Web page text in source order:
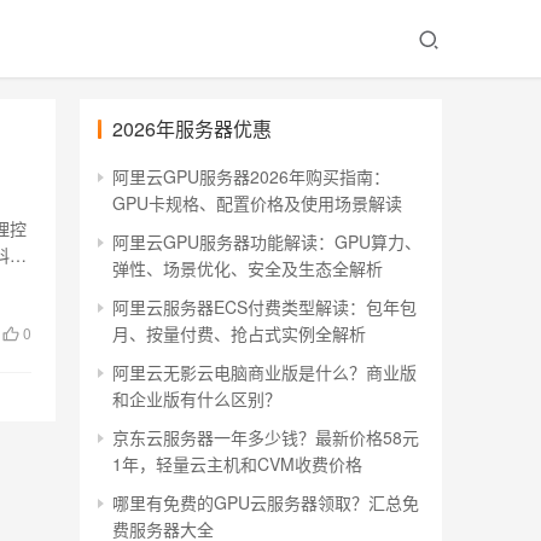
控
来
0
2026年服务器优惠
阿里云GPU服务器2026年购买指南：
GPU卡规格、配置价格及使用场景解读
阿里云GPU服务器功能解读：GPU算力、
弹性、场景优化、安全及生态全解析
阿里云服务器ECS付费类型解读：包年包
月、按量付费、抢占式实例全解析
阿里云无影云电脑商业版是什么？商业版
和企业版有什么区别？
京东云服务器一年多少钱？最新价格58元
1年，轻量云主机和CVM收费价格
哪里有免费的GPU云服务器领取？汇总免
费服务器大全